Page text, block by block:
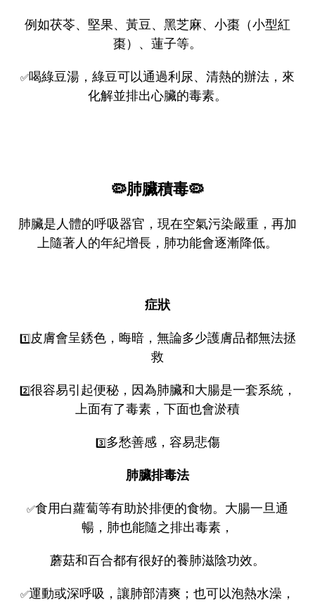
例如茯苓、堅果、黃豆、黑芝麻、小棗（小型紅
棗）、蓮子等。
✅喝綠豆湯，綠豆可以通過利尿、清熱的辦法，來
化解並排出心臟的毒素。
🦠肺臟積毒🦠
肺臟是人體的呼吸器官，現在空氣污染嚴重，再加
上隨著人的年紀增長，肺功能會逐漸降低。
症狀
1️⃣皮膚會呈銹色，晦暗，無論多少護膚品都無法拯
救
2️⃣很容易引起便秘，因為肺臟和大腸是一套系統，
上面有了毒素，下面也會淤積
3️⃣多愁善感，容易悲傷
肺臟排毒法
✅食用白蘿蔔等有助於排便的食物。大腸一旦通
暢，肺也能隨之排出毒素，
蘑菇和百合都有很好的養肺滋陰功效。
✅運動或深呼吸，讓肺部清爽；也可以泡熱水澡，